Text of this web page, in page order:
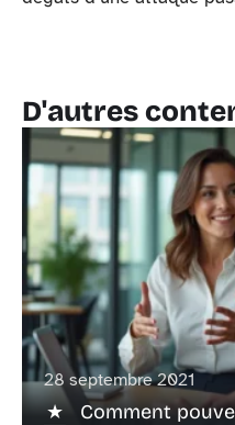
D'autres
28 septembre 2021
Comment